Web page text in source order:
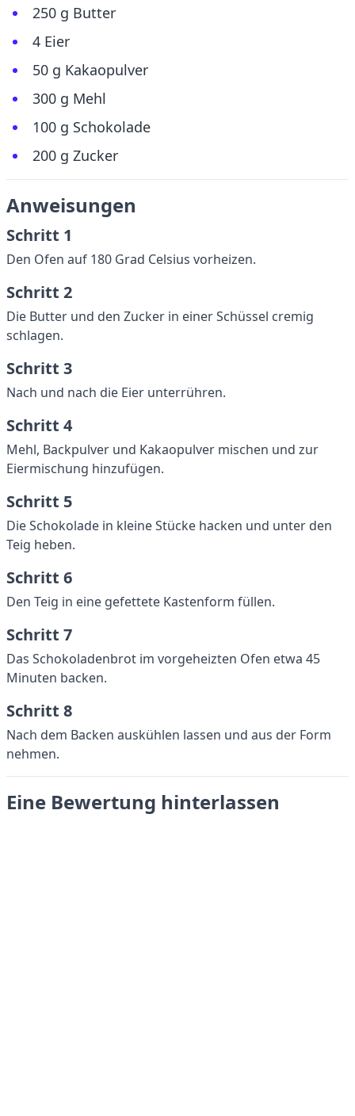
250 g Butter
4 Eier
50 g Kakaopulver
300 g Mehl
100 g Schokolade
200 g Zucker
Anweisungen
Schritt 1
Den Ofen auf 180 Grad Celsius vorheizen.
Schritt 2
Die Butter und den Zucker in einer Schüssel cremig
schlagen.
Schritt 3
Nach und nach die Eier unterrühren.
Schritt 4
Mehl, Backpulver und Kakaopulver mischen und zur
Eiermischung hinzufügen.
Schritt 5
Die Schokolade in kleine Stücke hacken und unter den
Teig heben.
Schritt 6
Den Teig in eine gefettete Kastenform füllen.
Schritt 7
Das Schokoladenbrot im vorgeheizten Ofen etwa 45
Minuten backen.
Schritt 8
Nach dem Backen auskühlen lassen und aus der Form
nehmen.
Eine Bewertung hinterlassen